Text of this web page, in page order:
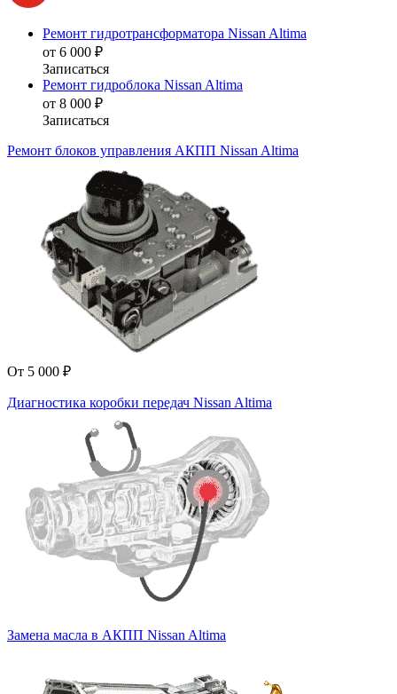
Ремонт гидротрансформатора Nissan Altima
от 6 000 ₽
Записаться
Ремонт гидроблока Nissan Altima
от 8 000 ₽
Записаться
Ремонт блоков управления АКПП Nissan Altima
От 5 000 ₽
Диагностика коробки передач Nissan Altima
Замена масла в АКПП Nissan Altima